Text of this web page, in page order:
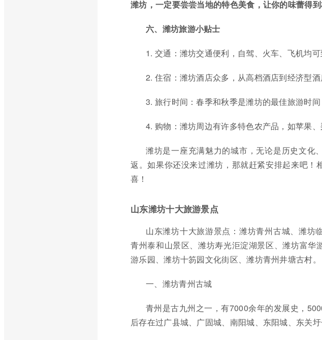
潍坊，一定要尝尝当地的特色美食，让你的味蕾得
六、潍坊旅游小贴士
1. 交通：潍坊交通便利，自驾、火车、飞机均
2. 住宿：潍坊酒店众多，从高档酒店到经济型酒
3. 旅行时间：春季和秋季是潍坊的最佳旅游时间
4. 购物：潍坊周边有许多特色农产品，如苹果、
潍坊是一座充满魅力的城市，无论是历史文化
返。如果你还没来过潍坊，那就赶紧安排起来吧！
喜！
山东潍坊十大旅游景点
山东潍坊十大旅游景点：潍坊青州古城、潍坊
青州泰和山景区、潍坊寿光洰淀湖景区、潍坊富华
游乐园、潍坊十笏园文化街区、潍坊青州井塘古村。
一、潍坊青州古城
青州是古九州之一，有7000余年的发展史，
后存在过广县城、广固城、南阳城、东阳城、东关圩